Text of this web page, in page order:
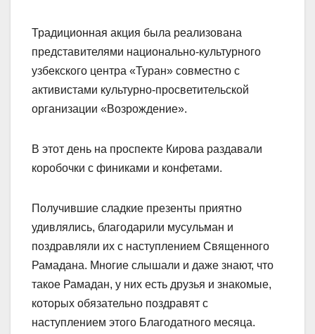
Традиционная акция была реализована
представителями национально-культурного
узбекского центра «Туран» совместно с
активистами культурно-просветительской
организации «Возрождение».
В этот день на проспекте Кирова раздавали
коробочки с финиками и конфетами.
Получившие сладкие презенты приятно
удивлялись, благодарили мусульман и
поздравляли их с наступлением Священного
Рамадана. Многие слышали и даже знают, что
такое Рамадан, у них есть друзья и знакомые,
которых обязательно поздравят с
наступлением этого Благодатного месяца.